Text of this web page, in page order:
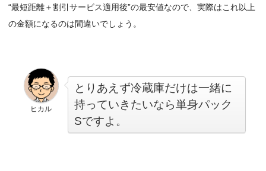
“最短距離＋割引サービス適用後”の最安値なので、実際はこれ以上
の金額になるのは間違いでしょう。
ヒカル
とりあえず冷蔵庫だけは一緒に
持っていきたいなら単身パック
Sですよ。